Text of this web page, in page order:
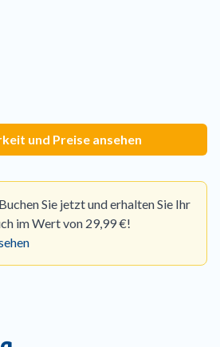
und Preise ansehen
Buchen Sie jetzt und erhalten Sie Ihr
im Wert von 29,99 €!